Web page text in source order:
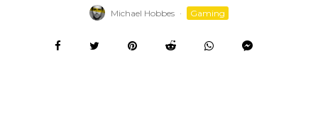
Michael Hobbes · Gaming